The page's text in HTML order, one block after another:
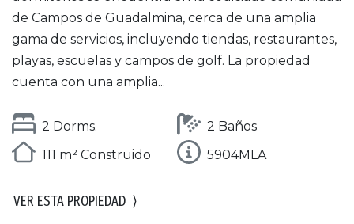
de Campos de Guadalmina, cerca de una amplia
gama de servicios, incluyendo tiendas, restaurantes,
playas, escuelas y campos de golf. La propiedad
cuenta con una amplia...
2 Dorms.
2 Baños
111 m² Construido
5904MLA
VER ESTA PROPIEDAD ⟩